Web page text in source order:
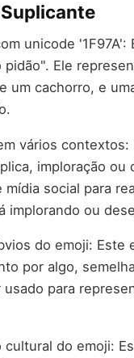
unicode
Ele
um cachorro, e
vários
imploração ou
social para
implorando ou
do emoji: Este
por algo,
para
do emoji: